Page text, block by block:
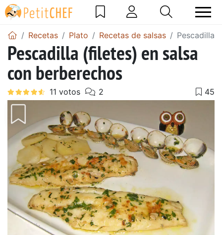
Recetas Plato Recetas de salsas Pescadilla
Pescadilla (filetes) en salsa
con berberechos